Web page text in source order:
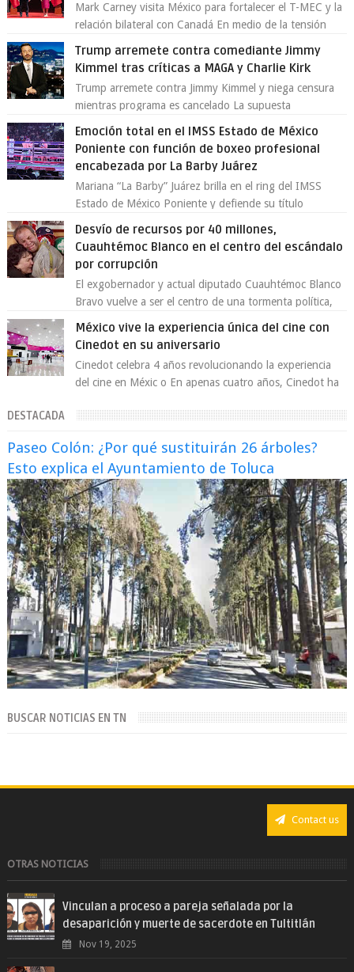
Mark Carney visita México para fortalecer el T-MEC y la
relación bilateral con Canadá En medio de la tensión
Trump arremete contra comediante Jimmy
Kimmel tras críticas a MAGA y Charlie Kirk
Trump arremete contra Jimmy Kimmel y niega censura
mientras programa es cancelado La supuesta
Emoción total en el IMSS Estado de México
Poniente con función de boxeo profesional
encabezada por La Barby Juárez
Mariana “La Barby” Juárez brilla en el ring del IMSS
Estado de México Poniente y defiende su título
Supergallo La Unidad Deportiva Cuauhtémo...
Desvío de recursos por 40 millones,
Cuauhtémoc Blanco en el centro del escándalo
por corrupción
El exgobernador y actual diputado Cuauhtémoc Blanco
Bravo vuelve a ser el centro de una tormenta política,
México vive la experiencia única del cine con
Cinedot en su aniversario
Cinedot celebra 4 años revolucionando la experiencia
del cine en Méxic o En apenas cuatro años, Cinedot ha
DESTACADA
Paseo Colón: ¿Por qué sustituirán 26 árboles?
Esto explica el Ayuntamiento de Toluca
BUSCAR NOTICIAS EN TN
Contact us
OTRAS NOTICIAS
Vinculan a proceso a pareja señalada por la
desaparición y muerte de sacerdote en Tultitlán
Nov 19, 2025